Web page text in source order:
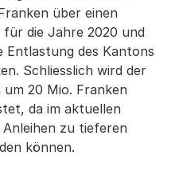
über einen
die Jahre 2020 und
Entlastung des Kantons
Schliesslich wird der
20 Mio. Franken
da im aktuellen
zu tieferen
können.